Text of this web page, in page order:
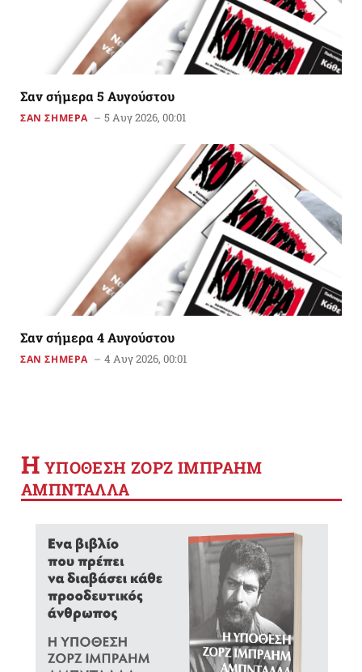
Σαν σήμερα 5 Αυγούστου
ΣΑΝ ΣΗΜΕΡΑ 5 Αυγ 2026, 00:01
Σαν σήμερα 4 Αυγούστου
ΣΑΝ ΣΗΜΕΡΑ 4 Αυγ 2026, 00:01
Η YΠΟΘΕΣΗ ΖΟΡΖ ΙΜΠΡΑΗΜ
ΑΜΠΝΤΑΛΛΑ